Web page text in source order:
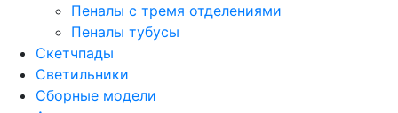
Пеналы с тремя отделениями
Пеналы тубусы
Скетчпады
Светильники
Сборные модели